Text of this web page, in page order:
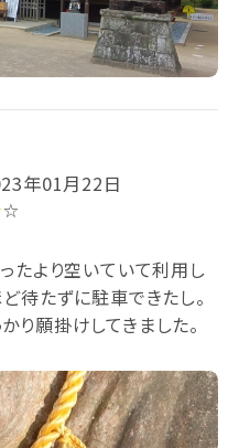
年01月22日
☆
たより空いていて利用し
待たずに駐車できたし。
り願掛けしてきました。